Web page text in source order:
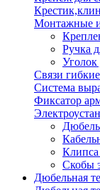
Монтажные
Ручка
Уголок
Связи
Система
Фиксатор
Клипса
Скобы
Дюбельная